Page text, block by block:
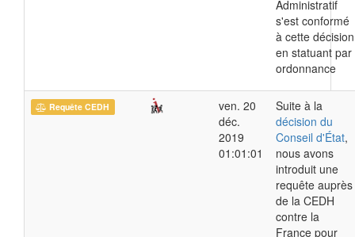
Administratif
s'est conformé
à cette décision
en statuant par
ordonnance
Requête CEDH
ven. 20
déc.
2019
01:01:01
Suite à la
décision du
Conseil d'État,
nous avons
introduit une
requête auprès
de la CEDH
contre la
France pour